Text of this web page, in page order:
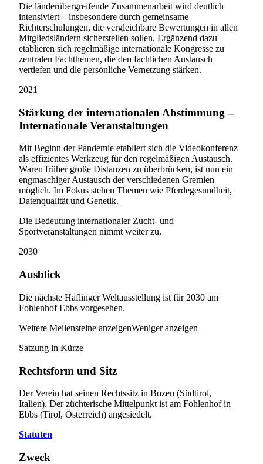
Die länderübergreifende Zusammenarbeit wird deutlich
intensiviert – insbesondere durch gemeinsame
Richterschulungen, die vergleichbare Bewertungen in allen
Mitgliedsländern sicherstellen sollen. Ergänzend dazu
etablieren sich regelmäßige internationale Kongresse zu
zentralen Fachthemen, die den fachlichen Austausch
vertiefen und die persönliche Vernetzung stärken.
2021
Stärkung der internationalen Abstimmung –
Internationale Veranstaltungen
Mit Beginn der Pandemie etabliert sich die Videokonferenz
als effizientes Werkzeug für den regelmäßigen Austausch.
Waren früher große Distanzen zu überbrücken, ist nun ein
engmaschiger Austausch der verschiedenen Gremien
möglich. Im Fokus stehen Themen wie Pferdegesundheit,
Datenqualität und Genetik.
Die Bedeutung internationaler Zucht- und
Sportveranstaltungen nimmt weiter zu.
2030
Ausblick
Die nächste Haflinger Weltausstellung ist für 2030 am
Fohlenhof Ebbs vorgesehen.
Weitere Meilensteine anzeigenWeniger anzeigen
Satzung in Kürze
Rechtsform und Sitz
Der Verein hat seinen Rechtssitz in Bozen (Südtirol,
Italien). Der züchterische Mittelpunkt ist am Fohlenhof in
Ebbs (Tirol, Österreich) angesiedelt.
Statuten
Zweck